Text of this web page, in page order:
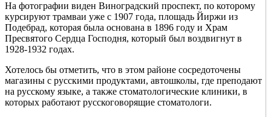
На фотографии виден Виноградский проспект, по которому
курсируют трамваи уже с 1907 года, площадь Йиржи из
Подебрад, которая была основана в 1896 году и Храм
Пресвятого Сердца Господня, который был воздвигнут в
1928-1932 годах.
Хотелось бы отметить, что в этом районе сосредоточены
магазины с русскими продуктами, автошколы, где преподают
на русскому языке, а также стоматологические клиники, в
которых работают русскоговорящие стоматологи.